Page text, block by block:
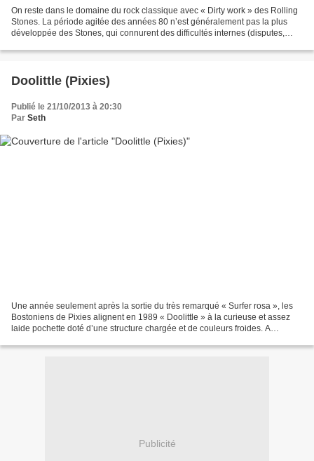
On reste dans le domaine du rock classique avec « Dirty work » des Rolling
Stones. La période agitée des années 80 n’est généralement pas la plus
développée des Stones, qui connurent des difficultés internes (disputes,
Doolittle (Pixies)
Publié le 21/10/2013 à 20:30
Par Seth
Une année seulement après la sortie du très remarqué « Surfer rosa », les
Bostoniens de Pixies alignent en 1989 « Doolittle » à la curieuse et assez
laide pochette doté d’une structure chargée et de couleurs froides. A
Publicité